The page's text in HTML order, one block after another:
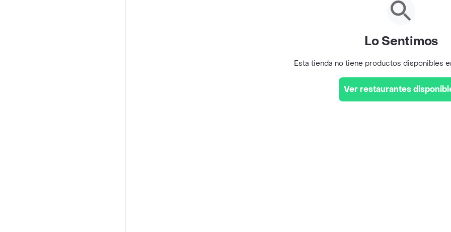
Lo Sentimos
Esta tienda no tiene productos disponibles
Ver restaurantes